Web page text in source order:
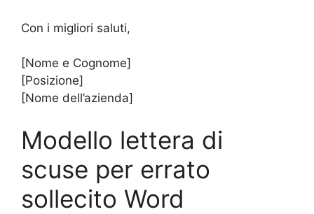
Con i migliori saluti,
[Nome e Cognome]
[Posizione]
[Nome dell’azienda]
Modello lettera di
scuse per errato
sollecito Word